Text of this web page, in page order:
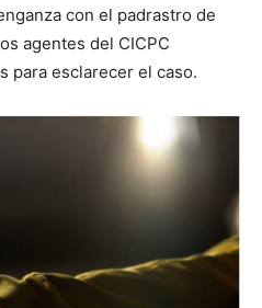
con el padrastro de
agentes del CICPC
para esclarecer el caso.